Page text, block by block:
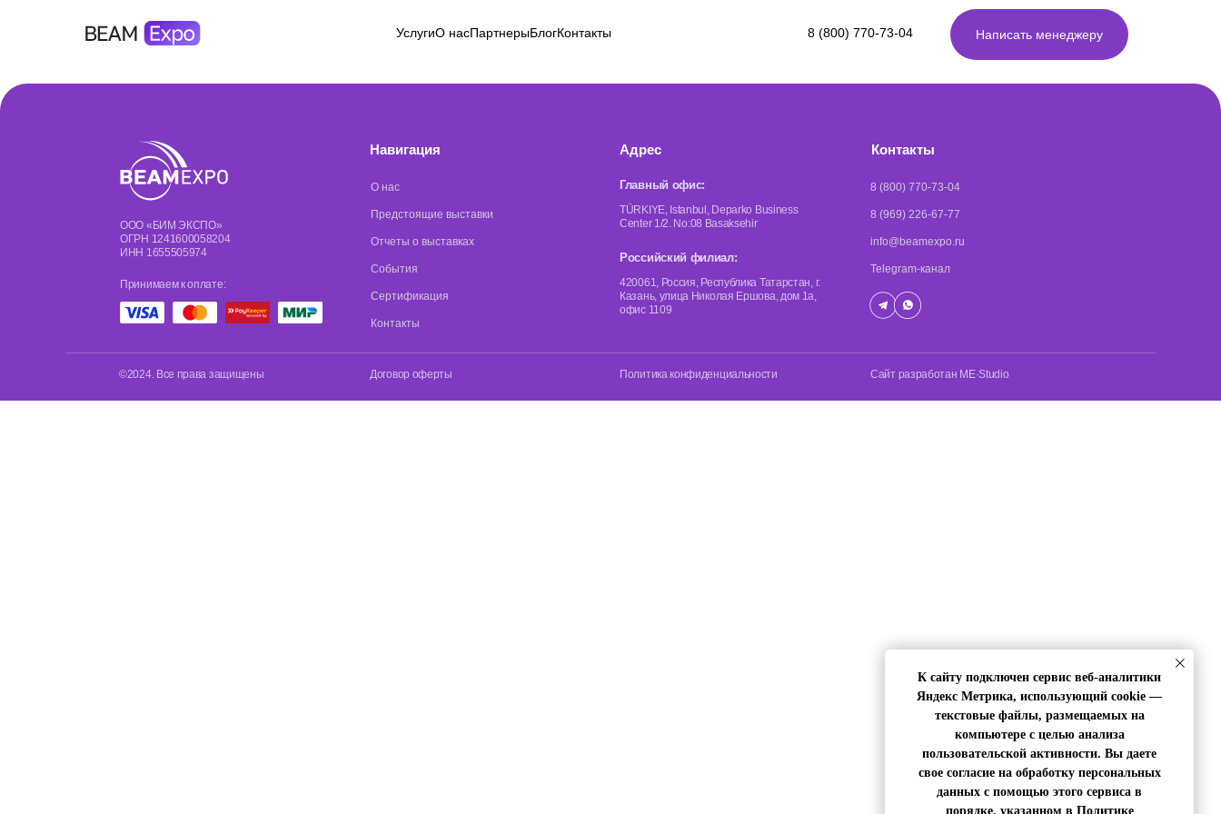
УслугиО насПартнерыБлогКонтакты Написать менеджеру
8 (800) 770-73-04
О нас
Предстоящие выставки
Отчеты о выставках
Сертификация
События
Контакты
Навигация Адрес Контакты
TÜRKIYE, Istanbul, Deparko Business
Center 1/2. No:08 Basaksehir
Главный офис:
420061, Россия, Республика Татарстан, г.
Казань, улица Николая Ершова, дом 1а,
офис 1109
Российский филиал:
8 (800) 770-73-04
info@beamexpo.ru
Telegram-канал
©2024. Все права защищены Договор оферты Политика конфиденциальности Сайт разработан ME·Studio
ООО «БИМ ЭКСПО»
ОГРН 1241600058204
ИНН 1655505974
Принимаем к оплате:
8 (969) 226-67-77
К сайту подключен сервис веб-аналитики
Яндекс Метрика, использующий cookie —
текстовые файлы, размещаемых на
компьютере с целью анализа
пользовательской активности. Вы даете
свое согласие на обработку персональных
данных с помощью этого сервиса в
порядке, указанном в Политике